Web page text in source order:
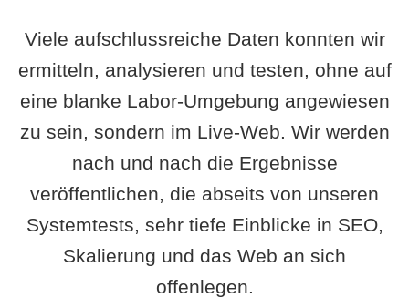
Viele aufschlussreiche Daten konnten wir
ermitteln, analysieren und testen, ohne auf
eine blanke Labor-Umgebung angewiesen
zu sein, sondern im Live-Web. Wir werden
nach und nach die Ergebnisse
veröffentlichen, die abseits von unseren
Systemtests, sehr tiefe Einblicke in SEO,
Skalierung und das Web an sich
offenlegen.